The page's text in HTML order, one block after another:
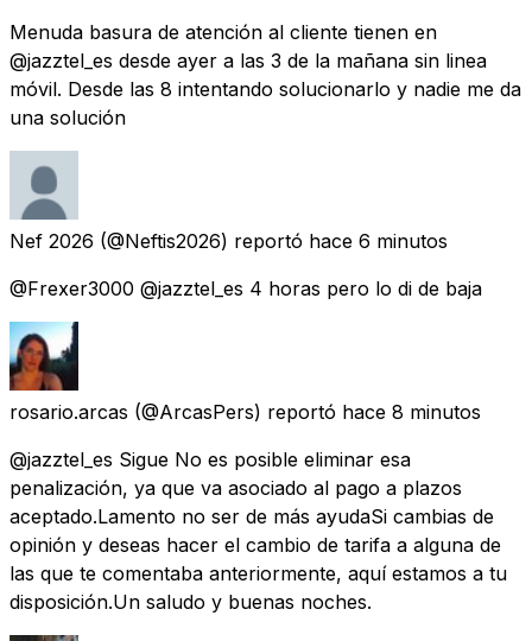
Menuda basura de atención al cliente tienen en
@jazztel_es desde ayer a las 3 de la mañana sin linea
móvil. Desde las 8 intentando solucionarlo y nadie me da
una solución
Nef 2026 (@Neftis2026) reportó hace 6 minutos
@Frexer3000 @jazztel_es 4 horas pero lo di de baja
rosario.arcas (@ArcasPers) reportó hace 8 minutos
@jazztel_es Sigue No es posible eliminar esa
penalización, ya que va asociado al pago a plazos
aceptado.Lamento no ser de más ayudaSi cambias de
opinión y deseas hacer el cambio de tarifa a alguna de
las que te comentaba anteriormente, aquí estamos a tu
disposición.Un saludo y buenas noches.